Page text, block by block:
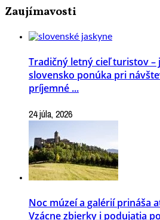
Zaujímavosti
Tradičný letný cieľ turistov –
slovensko ponúka pri
príjemné ...
24 júla, 2026
Noc múzeí a galérií prináša
Vzácne zbierky i podujatia